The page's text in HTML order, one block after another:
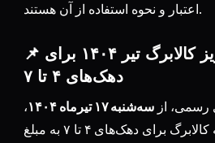
اعتبار و نحوه استفاده از آن هستند.
📌 جزئیات واریز کالابرگ تیر ۱۴۰۴ برای
دهک‌های ۴ تا ۷
از سه‌شنبه ۱۷ تیرماه ۱۴۰۴
،
برای دهک‌های ۴ تا ۷ به مبلغ